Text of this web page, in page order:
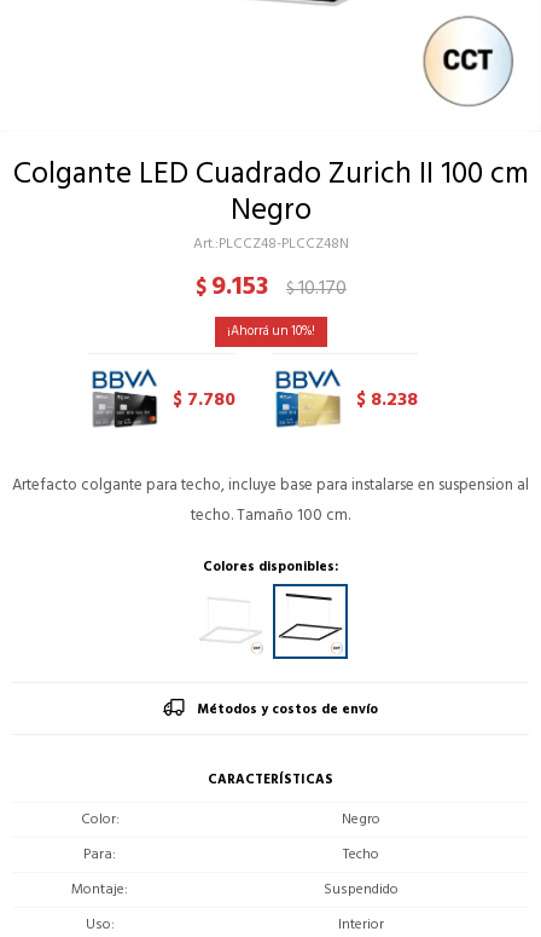
Colgante LED Cuadrado Zurich II 100 cm
Negro
PLCCZ48-PLCCZ48N
$9.153 $10.170
10
$ 7.780 $ 8.238
Artefacto colgante para techo, incluye base para instalarse en suspension al
techo. Tamaño 100 cm.
Colores disponibles:
Métodos y costos de envío
CARACTERÍSTICAS
Color
Negro
Para
Techo
Montaje
Suspendido
Uso
Interior